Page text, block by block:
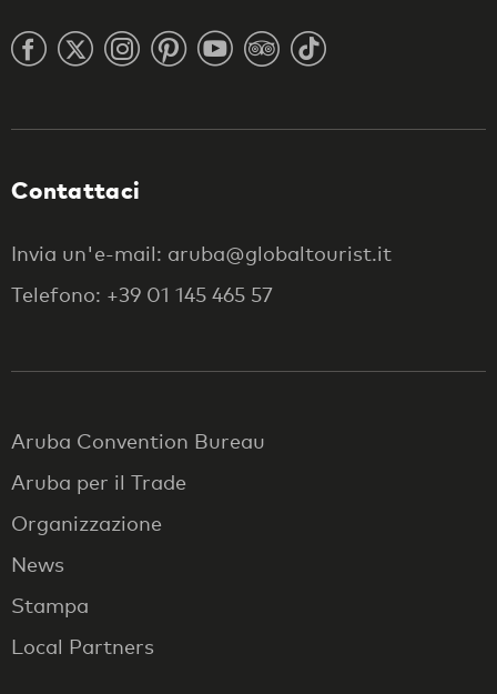
Contattaci
Invia un'e-mail: aruba@globaltourist.it
Telefono: +39 01 145 465 57
Aruba Convention Bureau
Aruba per il Trade
Organizzazione
News
Stampa
Local Partners